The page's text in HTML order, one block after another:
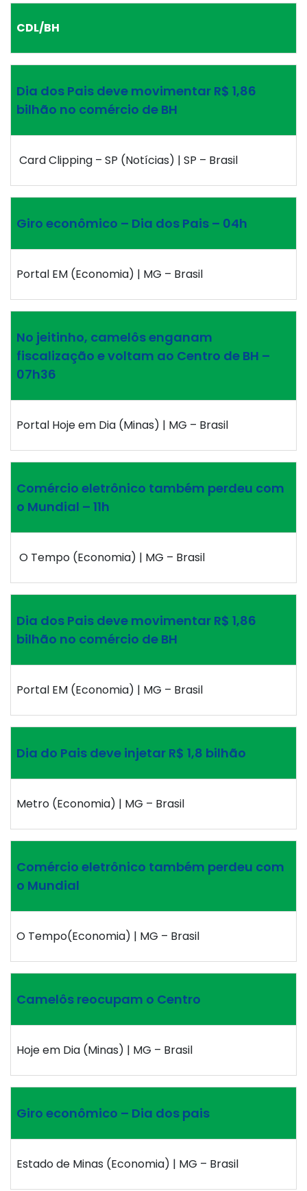
CDL/BH
Dia dos Pais deve movimentar R$ 1,86
bilhão no comércio de BH
Card Clipping – SP (Notícias) | SP – Brasil
Giro econômico – Dia dos Pais – 04h
Portal EM (Economia) | MG – Brasil
No jeitinho, camelôs enganam
fiscalização e voltam ao Centro de BH –
07h36
Portal Hoje em Dia (Minas) | MG – Brasil
Comércio eletrônico também perdeu com
o Mundial – 11h
O Tempo (Economia) | MG – Brasil
Dia dos Pais deve movimentar R$ 1,86
bilhão no comércio de BH
Portal EM (Economia) | MG – Brasil
Dia do Pais deve injetar R$ 1,8 bilhão
Metro (Economia) | MG – Brasil
Comércio eletrônico também perdeu com
o Mundial
O Tempo(Economia) | MG – Brasil
Camelôs reocupam o Centro
Hoje em Dia (Minas) | MG – Brasil
Giro econômico – Dia dos pais
Estado de Minas (Economia) | MG – Brasil